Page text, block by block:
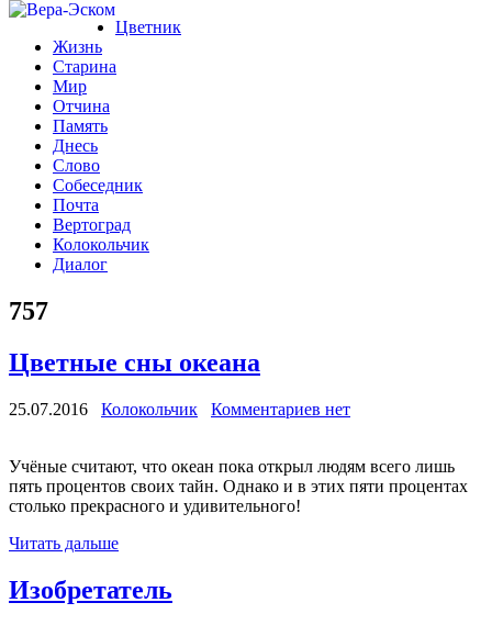
Цветник
Жизнь
Старина
Мир
Отчина
Память
Днесь
Слово
Собеседник
Почта
Вертоград
Колокольчик
Диалог
757
Цветные сны океана
25.07.2016 Колокольчик Комментариев нет
Учёные считают, что океан пока открыл людям всего лишь
пять процентов своих тайн. Однако и в этих пяти процентах
столько прекрасного и удивительного!
Читать дальше
Изобретатель